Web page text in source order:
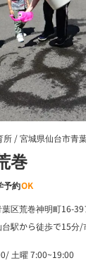
所 /宮城県仙台市青
巻
予約OK
区荒巻神明町16-
台駅から徒歩で15分
土曜 7:00~19:00